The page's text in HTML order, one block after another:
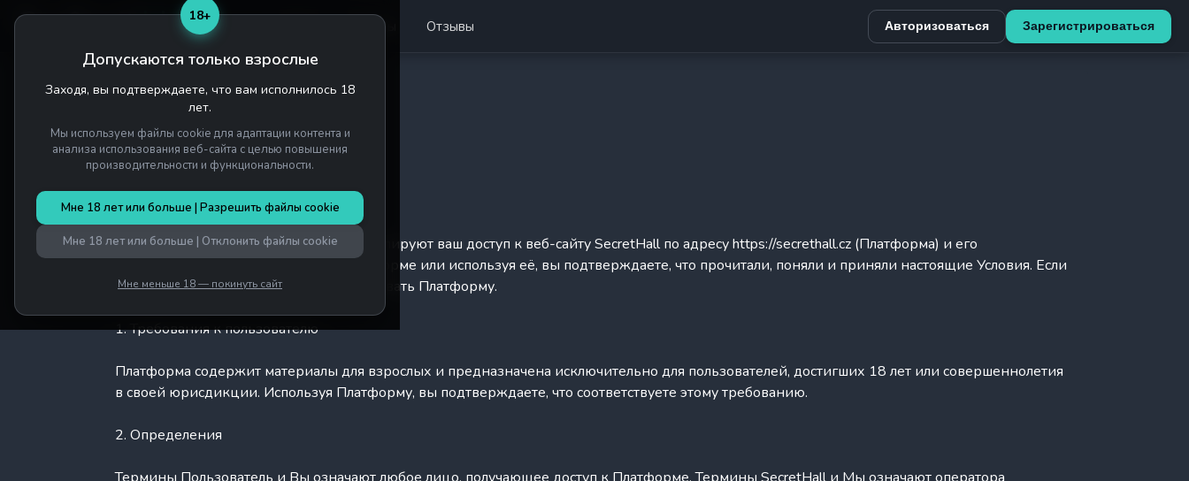
Авторизоваться Зарегистрироваться
Салоны Отзывы
Главная / Условия использования
УСЛОВИЯ ИСПОЛЬЗОВАНИЯ
Последнее обновление: 5 июля 2026 г.
Настоящие Условия использования регулируют ваш доступ к веб-сайту SecretHall по адресу https://secrethall.cz (Платформа) и его
использование. Получая доступ к Платформе или используя её, вы подтверждаете, что прочитали, поняли и приняли настоящие Условия. Если
вы не согласны, вы не должны использовать Платформу.
1. Требования к пользователю
Платформа содержит материалы для взрослых и предназначена исключительно для пользователей, достигших 18 лет или совершеннолетия
в своей юрисдикции. Используя Платформу, вы подтверждаете, что соответствуете этому требованию.
2. Определения
18+
Допускаются только взрослые
Заходя, вы подтверждаете, что вам исполнилось 18
лет.
Мы используем файлы cookie для адаптации контента и
анализа использования веб-сайта с целью повышения
производительности и функциональности.
Мне 18 лет или больше | Разрешить файлы cookie
Мне 18 лет или больше | Отклонить файлы cookie
Мне меньше 18 — покинуть сайт